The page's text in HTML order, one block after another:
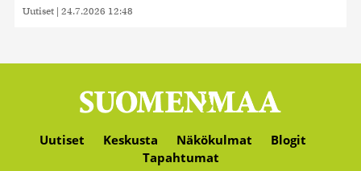
Uutiset | 24.7.2026 12:48
Uutiset Keskusta Näkökulmat
Blogit
Tapahtumat